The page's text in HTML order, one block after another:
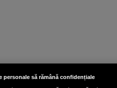
personale să rămână confidențiale